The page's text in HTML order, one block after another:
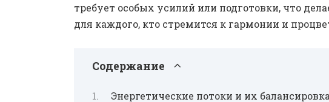
требует особых усилий или подготовки, что
для каждого, кто стремится к гармонии и
Содержание
Энергетические потоки и их